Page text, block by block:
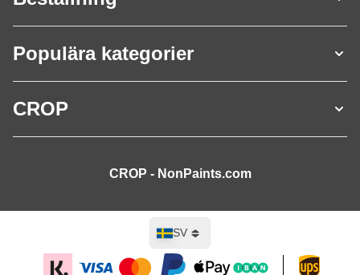
Populära kategorier
CROP
CROP - NonPaints.com
Språk
SV